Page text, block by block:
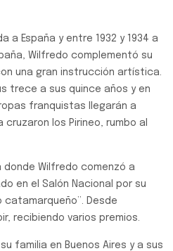
a España y entre 1932 y 1934 a
Wilfredo complementó su
una gran instrucción artística.
trece a sus quince años y en
franquistas llegarán a
los Pirineo, rumbo al
Wilfredo comenzó a
en el Salón Nacional por su
catamarqueño”. Desde
recibiendo varios premios.
familia en Buenos Aires y a sus